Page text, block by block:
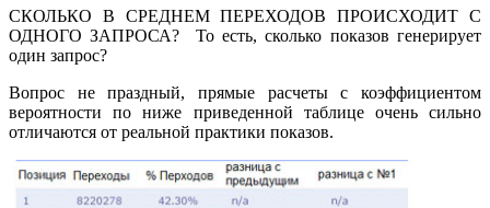
СКОЛЬКО В СРЕДНЕМ ПЕРЕХОДОВ ПРОИСХОДИТ С
ОДНОГО ЗАПРОСА? То есть, сколько показов генерирует
один запрос?
Вопрос не праздный, прямые расчеты с коэффициентом
вероятности по ниже приведенной таблице очень сильно
отличаются от реальной практики показов.